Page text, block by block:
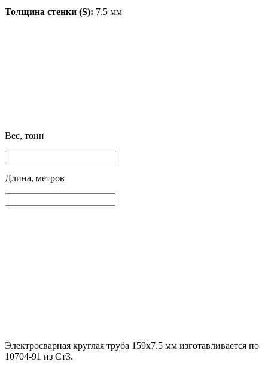
Толщина стенки (S): 7.5 мм
Вес, тонн
Длина, метров
Электросварная круглая труба 159х7.5 мм изготавливается по
10704-91 из Ст3.